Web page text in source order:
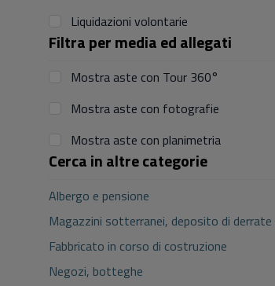
Liquidazioni volontarie
Filtra per media ed allegati
Mostra aste con Tour 360°
Mostra aste con fotografie
Mostra aste con planimetria
Cerca in altre categorie
Albergo e pensione
Magazzini sotterranei, deposito di derrate
Fabbricato in corso di costruzione
Negozi, botteghe